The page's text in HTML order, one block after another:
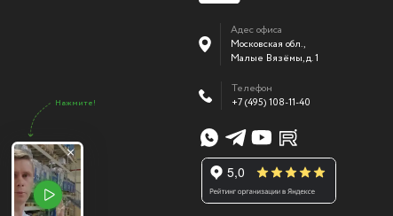
Адес офиса
Московская обл.,
Малые Вязёмы,д. 1
Телефон
+7 (495) 108-11-40
Нажмите!